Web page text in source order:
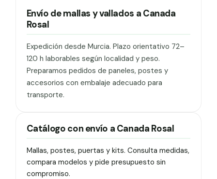
Envío de mallas y vallados a Canada
Rosal
Expedición desde Murcia. Plazo orientativo 72–
120 h laborables según localidad y peso.
Preparamos pedidos de paneles, postes y
accesorios con embalaje adecuado para
transporte.
Catálogo con envío a Canada Rosal
Mallas, postes, puertas y kits. Consulta medidas,
compara modelos y pide presupuesto sin
compromiso.